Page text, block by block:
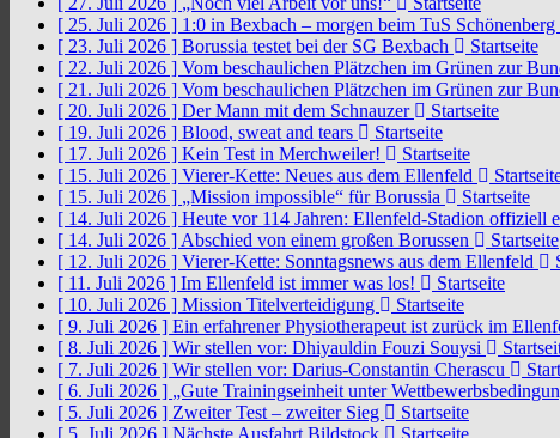
[ 25. Juli 2026 ] 1:0 in Bexbach – morgen beim TuS Schönenberg
[ 23. Juli 2026 ] Borussia testet bei der SG Bexbach
Startseite
[ 22. Juli 2026 ] Vom beschaulichen Plätzchen im Grünen zur
[ 21. Juli 2026 ] Vom beschaulichen Plätzchen im Grünen zur
[ 20. Juli 2026 ] Der Mann mit dem Schnauzer
Startseite
[ 19. Juli 2026 ] Blood, sweat and tears
Startseite
[ 17. Juli 2026 ] Kein Test in Merchweiler!
Startseite
[ 15. Juli 2026 ] Vierer-Kette: Neues aus dem Ellenfeld
[ 15. Juli 2026 ] „Mission impossible“ für Borussia
Startseite
[ 14. Juli 2026 ] Heute vor 114 Jahren: Ellenfeld-Stadion offiziell
[ 14. Juli 2026 ] Abschied von einem großen Borussen
Startseite
[ 12. Juli 2026 ] Vierer-Kette: Sonntagsnews aus dem Ellenfeld
[ 11. Juli 2026 ] Im Ellenfeld ist immer was los!
Startseite
[ 10. Juli 2026 ] Mission Titelverteidigung
Startseite
[ 9. Juli 2026 ] Ein erfahrener Physiotherapeut ist zurück im
[ 8. Juli 2026 ] Wir stellen vor: Dhiyauldin Fouzi Souysi
[ 7. Juli 2026 ] Wir stellen vor: Darius-Constantin Cherascu
[ 6. Juli 2026 ] „Gute Trainingseinheit unter
[ 5. Juli 2026 ] Zweiter Test – zweiter Sieg
Startseite
[ 5. Juli 2026 ] Nächste Ausfahrt Bildstock
Startseite